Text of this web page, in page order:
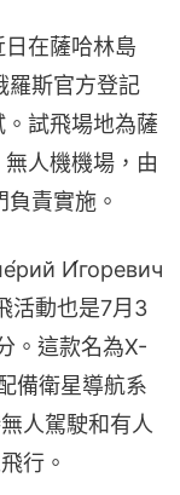
在薩哈林島
羅斯官方登記
試飛場地為薩
人機機場，由
責實施。
И́горевич
活動也是7月3
。這款名為X-
備衛星導航系
人駕駛和有人
行。